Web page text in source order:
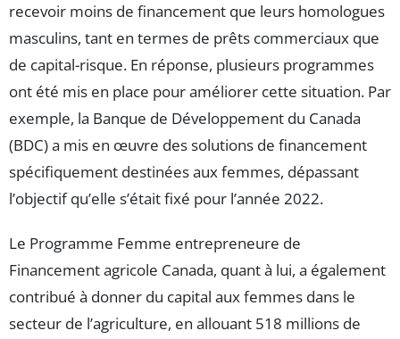
recevoir moins de financement que leurs homologues
masculins, tant en termes de prêts commerciaux que
de capital-risque. En réponse, plusieurs programmes
ont été mis en place pour améliorer cette situation. Par
exemple, la Banque de Développement du Canada
(BDC) a mis en œuvre des solutions de financement
spécifiquement destinées aux femmes, dépassant
l’objectif qu’elle s’était fixé pour l’année 2022.
Le Programme Femme entrepreneure de
Financement agricole Canada, quant à lui, a également
contribué à donner du capital aux femmes dans le
secteur de l’agriculture, en allouant 518 millions de